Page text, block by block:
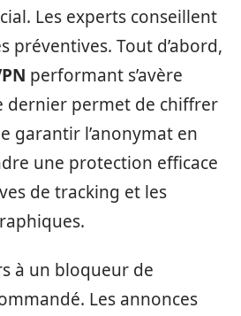
Les experts conseillent
préventives. Tout d’abord,
performant s’avère
dernier permet de chiffrer
garantir l’anonymat en
une protection efficace
de tracking et les
à un bloqueur de
Les annonces